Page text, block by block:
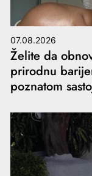
07.08.2026
Želite da
prirodnu
poznatom